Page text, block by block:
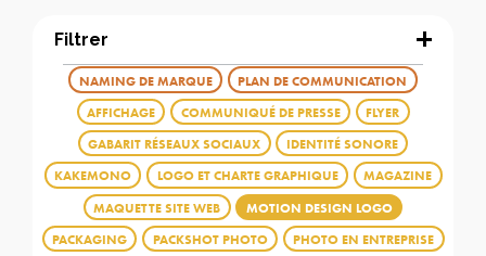
Filtrer
AFFICHAGE COMMUNIQUÉ DE PRESSE
FLYER
GABARIT RÉSEAUX SOCIAUX
IDENTITÉ SONORE
KAKEMONO
LOGO ET CHARTE GRAPHIQUE
MAGAZINE
MAQUETTE SITE WEB
MOTION DESIGN LOGO
NAMING DE MARQUE
PACKAGING PACKSHOT PHOTO
PHOTO EN ENTREPRISE
PLAN DE COMMUNICATION